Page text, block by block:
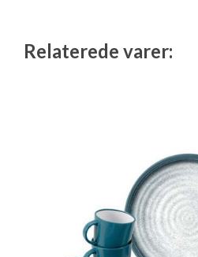
Relaterede varer: